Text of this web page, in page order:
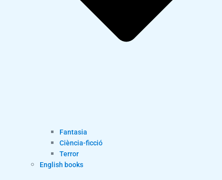
Fantasia
Ciència-ficció
Terror
English books